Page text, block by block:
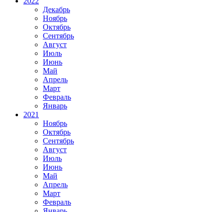
Декабрь
Ноябрь
Октябрь
Сентябрь
Август
Июль
Июнь
Май
Апрель
Март
Февраль
Январь
2021
Ноябрь
Октябрь
Сентябрь
Август
Июль
Июнь
Май
Апрель
Март
Февраль